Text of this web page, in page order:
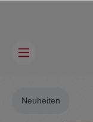
Neuheiten